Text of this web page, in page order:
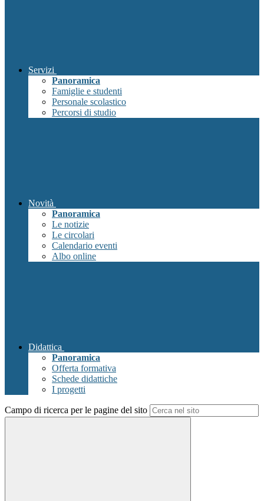
Servizi
Panoramica
Famiglie e studenti
Personale scolastico
Percorsi di studio
Novità
Panoramica
Le notizie
Le circolari
Calendario eventi
Albo online
Didattica
Panoramica
Offerta formativa
Schede didattiche
I progetti
Campo di ricerca per le pagine del sito